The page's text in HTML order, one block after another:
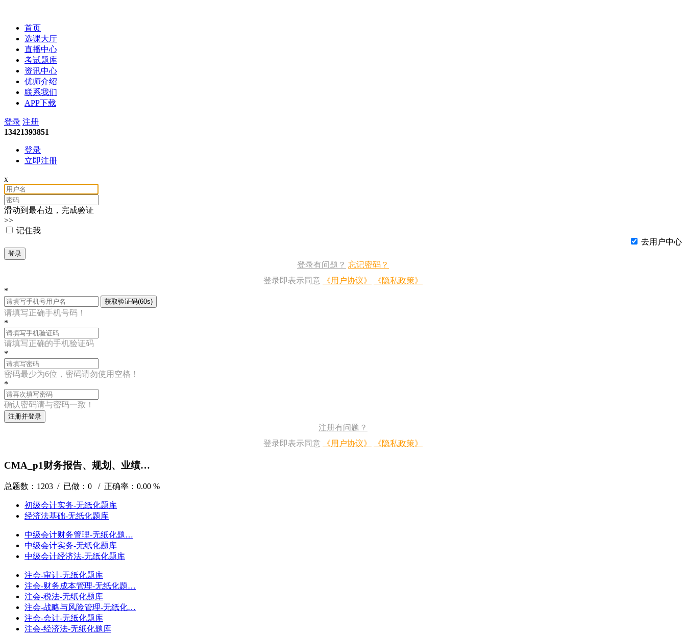
首页
选课大厅
直播中心
考试题库
资讯中心
优师介绍
联系我们
APP下载
登录 注册
13421393851
登录
立即注册
x
滑动到最右边，完成验证
>>
记住我
去用户中心
登录
登录有问题？ 忘记密码？
登录即表示同意
《用户协议》
《隐私政策》
*
获取验证码(60s)
请填写正确手机号码！
*
请填写正确的手机验证码
*
密码最少为6位，密码请勿使用空格！
*
确认密码请与密码一致！
注册并登录
注册有问题？
登录即表示同意
《用户协议》 《隐私政策》
CMA_p1财务报告、规划、业绩…
总题数：1203 / 已做：0 / 正确率：0.00 %
初级会计实务-无纸化题库
经济法基础-无纸化题库
中级会计财务管理-无纸化题…
中级会计实务-无纸化题库
中级会计经济法-无纸化题库
注会-审计-无纸化题库
注会-财务成本管理-无纸化题…
注会-税法-无纸化题库
注会-战略与风险管理-无纸化…
注会-会计-无纸化题库
注会-经济法-无纸化题库